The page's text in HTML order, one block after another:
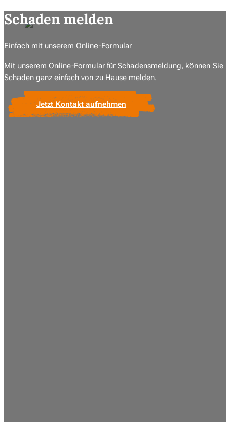
Schaden melden
Einfach mit unserem Online-Formular
Mit unserem Online-Formular für Schadensmeldung, können Sie
Schaden ganz einfach von zu Hause melden.
Jetzt Kontakt aufnehmen